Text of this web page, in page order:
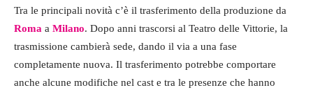
Tra le principali novità c’è il trasferimento della produzione da
Roma a Milano. Dopo anni trascorsi al Teatro delle Vittorie, la
trasmissione cambierà sede, dando il via a una fase
completamente nuova. Il trasferimento potrebbe comportare
anche alcune modifiche nel cast e tra le presenze che hanno